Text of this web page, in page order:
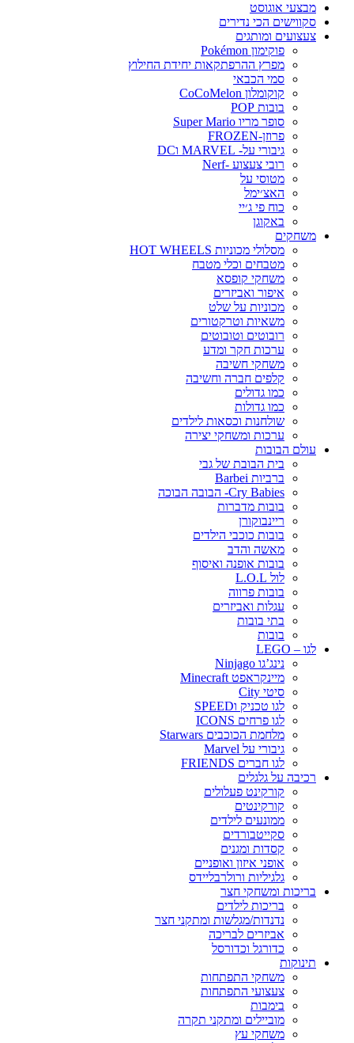
מבצעי אוגוסט
סקווישים הכי נדירים
צעצועים ומותגים
פוקימון Pokémon
מפרץ ההרפתקאות יחידת החילוץ
סמי הכבאי
קוקומלון CoCoMelon
בובות POP
סופר מריו Super Mario
פרוזן-FROZEN
גיבורי על- MARVEL וDC
רובי צעצוע -Nerf
מטוסי על
האצ׳ימל
כוח פי ג׳יי
באקוגן
משחקים
מסלולי מכוניות HOT WHEELS
מטבחים וכלי מטבח
משחקי קופסא
איפור ואביזרים
מכוניות על שלט
משאיות וטרקטורים
רובוטים וטובוטים
ערכות חקר ומדע
משחקי חשיבה
קלפים חברה וחשיבה
כמו גדולים
כמו גדולות
שולחנות וכסאות לילדים
ערכות ומשחקי יצירה
עולם הבובות
בית הבובת של גבי
ברביות Barbei
Cry Babies- הבובה הבוכה
בובות מדברות
ריינבוקורן
בובות כוכבי הילדים
מאשה והדב
בובות אופנה ואיסוף
לול L.O.L
בובות פרווה
עגלות ואביזרים
בתי בובות
בובות
לגו – LEGO
נינג’גו Ninjago
מיינקראפט Minecraft
סיטי City
לגו טכניק וSPEED
לגו פרחים ICONS
מלחמת הכוכבים Starwars
גיבורי על Marvel
לגו חברים FRIENDS
רכיבה על גלגלים
קורקינט פעלולים
קורקינטים
ממונעים לילדים
סקייטבורדים
קסדות ומגנים
אופני איזון ואופניים
גלגיליות ורולרבליידס
בריכות ומשחקי חצר
בריכות לילדים
נדנדות/מגלשות ומתקני חצר
אביזרים לבריכה
כדורגל וכדורסל
תינוקות
משחקי התפתחות
צעצועי התפתחות
בימבות
מוביילים ומתקני תקרה
משחקי עץ